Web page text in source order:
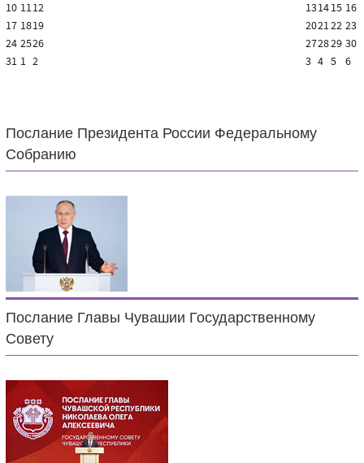
10 1112 131415 16
17 1819 202122 23
24 2526 272829 30
31 1 2 3 4 5 6
Послание Президента России Федеральному
Собранию
Послание Главы Чувашии Государственному
Совету